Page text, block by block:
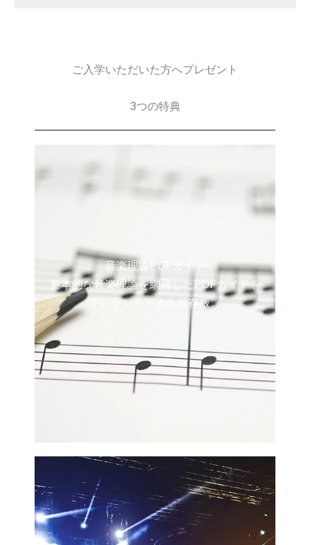
ご入学いただいた方へプレゼント
3つの特典
音楽理論PDFガイド
基本的な音楽理論を網羅したPDFガイドを
プレゼント！永久保存版。